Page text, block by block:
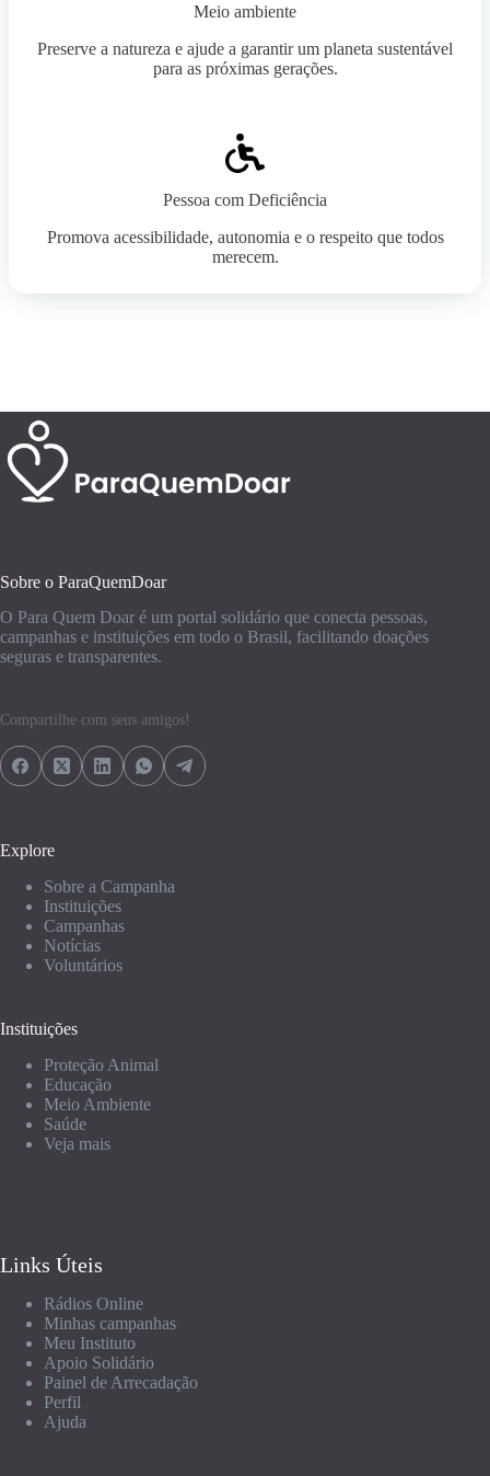
Meio ambiente
Preserve a natureza e ajude a garantir um planeta sustentável
para as próximas gerações.
Pessoa com Deficiência
Promova acessibilidade, autonomia e o respeito que todos
merecem.
Sobre o ParaQuemDoar
O Para Quem Doar é um portal solidário que conecta pessoas,
campanhas e instituições em todo o Brasil, facilitando doações
seguras e transparentes.
Compartilhe com seus amigos!
Explore
Sobre a Campanha
Instituições
Campanhas
Notícias
Voluntários
Instituições
Proteção Animal
Educação
Meio Ambiente
Saúde
Veja mais
Links Úteis
Rádios Online
Minhas campanhas
Meu Instituto
Apoio Solidário
Painel de Arrecadação
Perfil
Ajuda